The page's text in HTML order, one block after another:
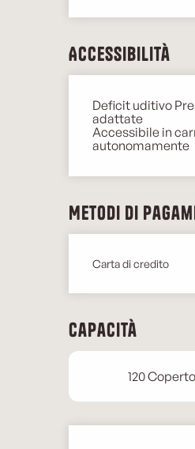
Accessibilità
Deficit uditivo
adattate
Accessibile in
autonomamente
Metodi di
Carta di credito
Capacità
120 Coperto